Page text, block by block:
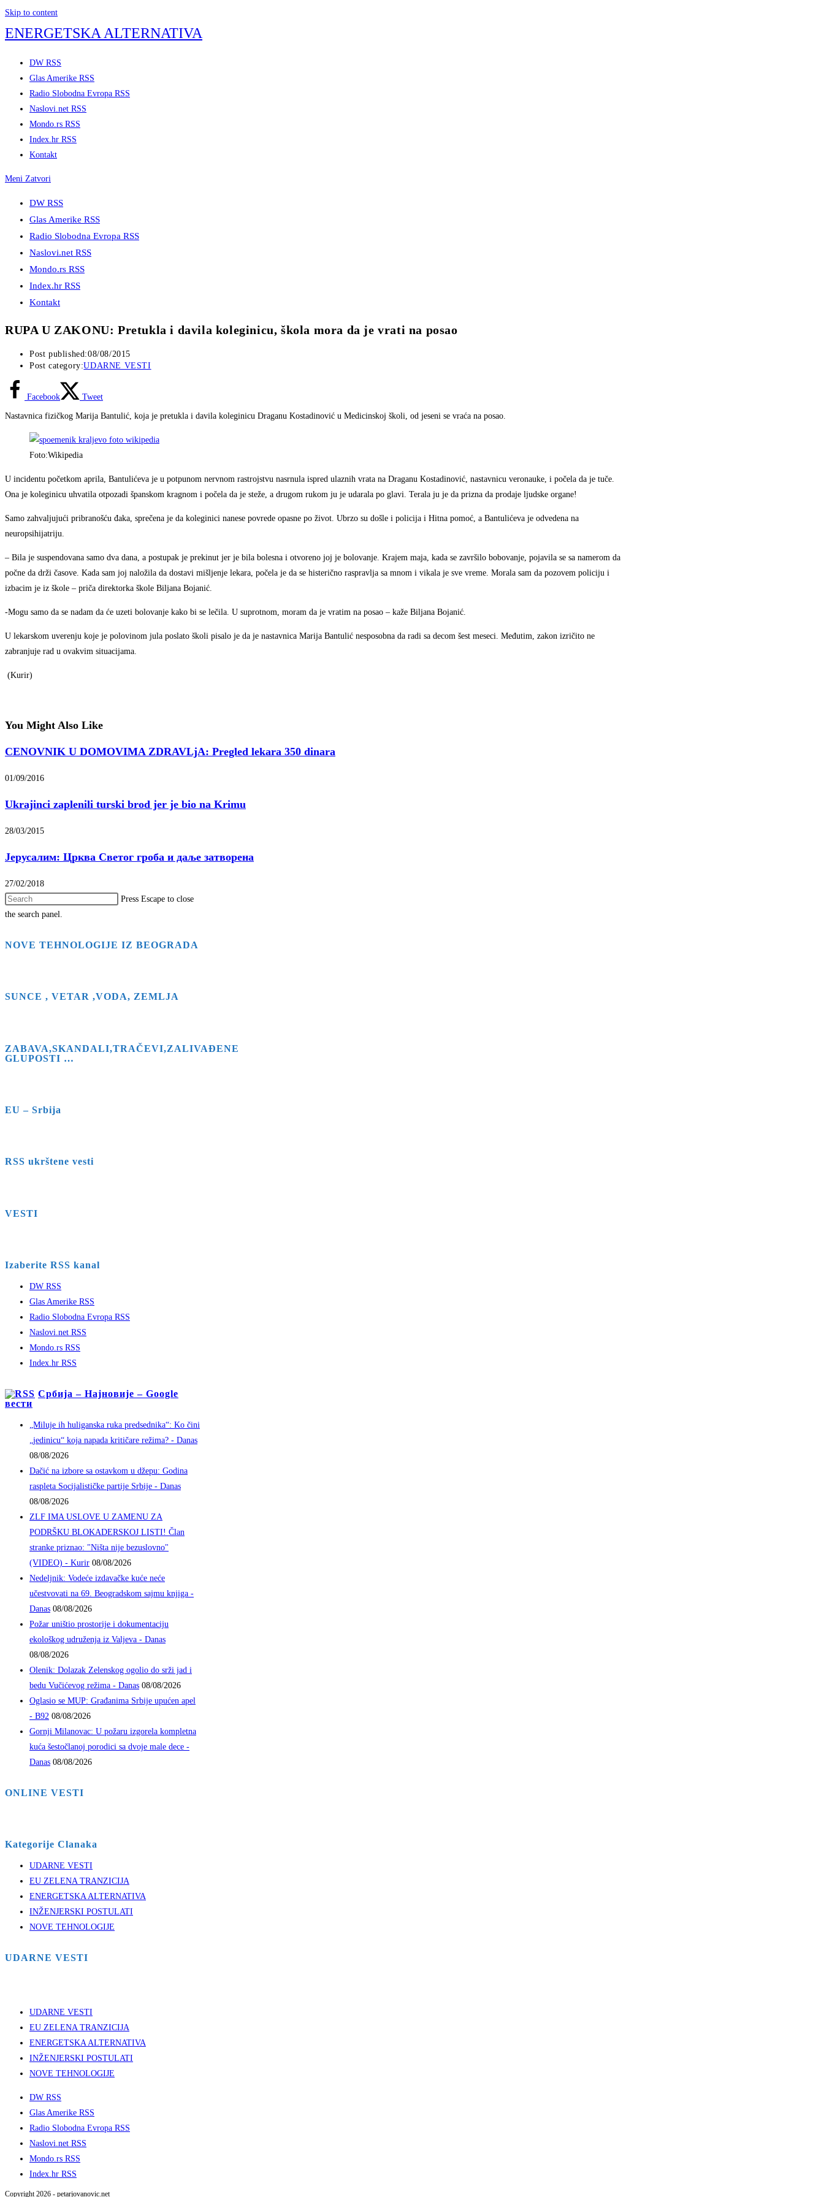
Skip to content
ENERGETSKA ALTERNATIVA
DW RSS
Glas Amerike RSS
Radio Slobodna Evropa RSS
Naslovi.net RSS
Mondo.rs RSS
Index.hr RSS
Kontakt
Meni Zatvori
DW RSS
Glas Amerike RSS
Radio Slobodna Evropa RSS
Naslovi.net RSS
Mondo.rs RSS
Index.hr RSS
Kontakt
RUPA U ZAKONU: Pretukla i davila koleginicu, škola mora da je vrati na posao
Post published:08/08/2015
Post category:UDARNE VESTI
Facebook Tweet
Nastavnica fizičkog Marija Bantulić, koja je pretukla i davila koleginicu Draganu Kostadinović u Medicinskoj školi, od jeseni se vraća na posao.
Foto:Wikipedia
U incidentu početkom aprila, Bantulićeva je u potpunom nervnom rastrojstvu nasrnula ispred ulaznih vrata na Draganu Kostadinović, nastavnicu veronauke, i počela da je tuče.
Ona je koleginicu uhvatila otpozadi španskom kragnom i počela da je steže, a drugom rukom ju je udarala po glavi. Terala ju je da prizna da prodaje ljudske organe!
Samo zahvaljujući pribranošću đaka, sprečena je da koleginici nanese povrede opasne po život. Ubrzo su došle i policija i Hitna pomoć, a Bantulićeva je odvedena na
neuropsihijatriju.
– Bila je suspendovana samo dva dana, a postupak je prekinut jer je bila bolesna i otvoreno joj je bolovanje. Krajem maja, kada se završilo bobovanje, pojavila se sa namerom da
počne da drži časove. Kada sam joj naložila da dostavi mišljenje lekara, počela je da se histerično raspravlja sa mnom i vikala je sve vreme. Morala sam da pozovem policiju i
izbacim je iz škole – priča direktorka škole Biljana Bojanić.
-Mogu samo da se nadam da će uzeti bolovanje kako bi se lečila. U suprotnom, moram da je vratim na posao – kaže Biljana Bojanić.
U lekarskom uverenju koje je polovinom jula poslato školi pisalo je da je nastavnica Marija Bantulić nesposobna da radi sa decom šest meseci. Međutim, zakon izričito ne
zabranjuje rad u ovakvim situacijama.
(Kurir)
You Might Also Like
CENOVNIK U DOMOVIMA ZDRAVLjA: Pregled lekara 350 dinara
01/09/2016
Ukrajinci zaplenili turski brod jer je bio na Krimu
28/03/2015
Јерусалим: Црква Светог гроба и даље затворена
27/02/2018
Press Escape to close
the search panel.
NOVE TEHNOLOGIJE IZ BEOGRADA
SUNCE , VETAR ,VODA, ZEMLJA
ZABAVA,SKANDALI,TRAČEVI,ZALIVAĐENE
GLUPOSTI …
EU – Srbija
RSS ukrštene vesti
VESTI
Izaberite RSS kanal
DW RSS
Glas Amerike RSS
Radio Slobodna Evropa RSS
Naslovi.net RSS
Mondo.rs RSS
Index.hr RSS
Србија – Најновије – Google
вести
„Miluje ih huliganska ruka predsednika“: Ko čini
„jedinicu“ koja napada kritičare režima? - Danas
08/08/2026
Dačić na izbore sa ostavkom u džepu: Godina
raspleta Socijalističke partije Srbije - Danas
08/08/2026
ZLF IMA USLOVE U ZAMENU ZA
PODRŠKU BLOKADERSKOJ LISTI! Član
stranke priznao: "Ništa nije bezuslovno"
(VIDEO) - Kurir 08/08/2026
Nedeljnik: Vodeće izdavačke kuće neće
učestvovati na 69. Beogradskom sajmu knjiga -
Danas 08/08/2026
Požar uništio prostorije i dokumentaciju
ekološkog udruženja iz Valjeva - Danas
08/08/2026
Olenik: Dolazak Zelenskog ogolio do srži jad i
bedu Vučićevog režima - Danas 08/08/2026
Oglasio se MUP: Građanima Srbije upućen apel
- B92 08/08/2026
Gornji Milanovac: U požaru izgorela kompletna
kuća šestočlanoj porodici sa dvoje male dece -
Danas 08/08/2026
ONLINE VESTI
Kategorije Clanaka
UDARNE VESTI
EU ZELENA TRANZICIJA
ENERGETSKA ALTERNATIVA
INŽENJERSKI POSTULATI
NOVE TEHNOLOGIJE
UDARNE VESTI
UDARNE VESTI
EU ZELENA TRANZICIJA
ENERGETSKA ALTERNATIVA
INŽENJERSKI POSTULATI
NOVE TEHNOLOGIJE
DW RSS
Glas Amerike RSS
Radio Slobodna Evropa RSS
Naslovi.net RSS
Mondo.rs RSS
Index.hr RSS
Copyright 2026 - petarjovanovic.net